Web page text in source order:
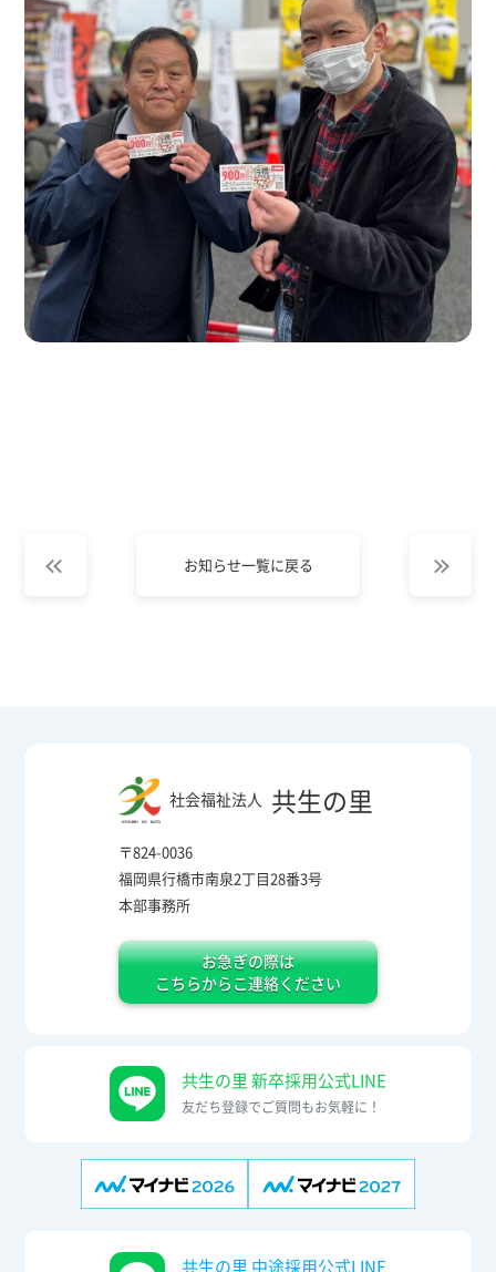
お知らせ一覧に戻る
社会福祉法人 共生の里
〒824-0036
福岡県行橋市南泉2丁目28番3号
本部事務所
お急ぎの際は
こちらからこ連絡ください
共生の里 新卒採用公式LINE
友だち登録でご質問もお気軽に！
共生の里 中途採用公式LINE